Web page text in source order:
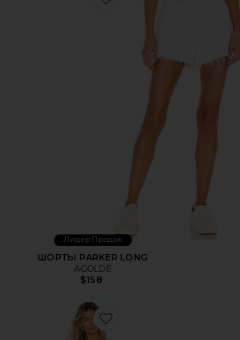
Favorite ШОРТЫ PARKER LONG
Лидер Продаж
ШОРТЫ PARKER LONG
AGOLDE
$158
Favorite МИНИ ПЛАТЬЕ ACE